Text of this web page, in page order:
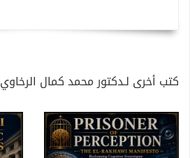
كتب أخرى لـدكتور محمد كمال الرخاوي